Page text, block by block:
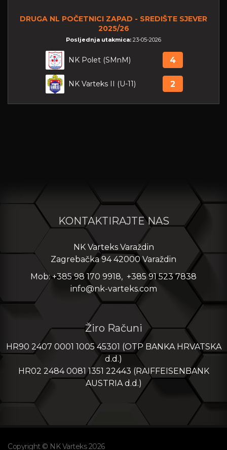
DRUGA NL POČETNICI ZAPAD - SREDIŠTE SJEVER
2025/26
Posljednja utakmica: 23-05-2026
NK Polet (SMnM) 4
NK Varteks II (U-11) 2
KONTAKTIRAJTE NAS
NK Varteks Varaždin
Zagrebačka 94 42000 Varaždin
Mob: +385 98 170 9918, +385 91 523 7838
info@nk-varteks.com
Žiro Računi
HR90 2407 0001 1005 45301 (OTP BANKA HRVATSKA
d.d.)
HR02 2484 0081 1351 22443 (RAIFFEISENBANK
AUSTRIA d.d.)
Copyright © NK Varteks 2026